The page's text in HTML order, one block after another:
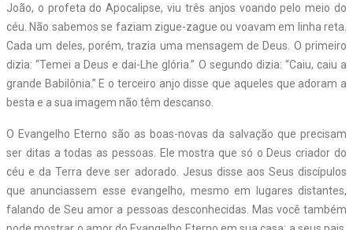
João, o profeta do Apocalipse, viu três anjos voando pelo meio do
céu. Não sabemos se faziam zigue-zague ou voavam em linha reta.
Cada um deles, porém, trazia uma mensagem de Deus. O primeiro
dizia: “Temei a Deus e dai-Lhe glória.” O segundo dizia: “Caiu, caiu a
grande Babilônia.” E o terceiro anjo disse que aqueles que adoram a
besta e a sua imagem não têm descanso.
O Evangelho Eterno são as boas-novas da salvação que precisam
ser ditas a todas as pessoas. Ele mostra que só o Deus criador do
céu e da Terra deve ser adorado. Jesus disse aos Seus discípulos
que anunciassem esse evangelho, mesmo em lugares distantes,
falando de Seu amor a pessoas desconhecidas. Mas você também